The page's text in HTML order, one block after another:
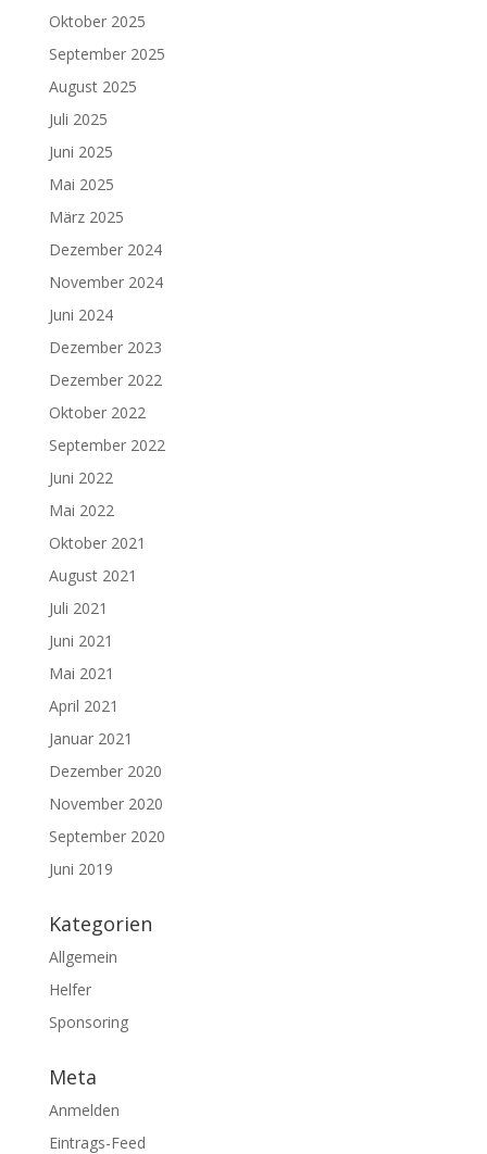
Oktober 2025
September 2025
August 2025
Juli 2025
Juni 2025
Mai 2025
März 2025
Dezember 2024
November 2024
Juni 2024
Dezember 2023
Dezember 2022
Oktober 2022
September 2022
Juni 2022
Mai 2022
Oktober 2021
August 2021
Juli 2021
Juni 2021
Mai 2021
April 2021
Januar 2021
Dezember 2020
November 2020
September 2020
Juni 2019
Kategorien
Allgemein
Helfer
Sponsoring
Meta
Anmelden
Eintrags-Feed